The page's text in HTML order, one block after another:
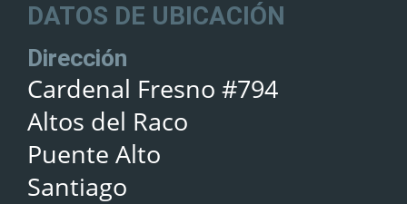
DATOS DE UBICACIÓN
Dirección
Cardenal Fresno #794
Altos del Raco
Puente Alto
Santiago